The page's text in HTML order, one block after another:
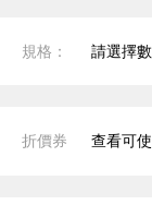
規格： 請選擇
折價券 查看可